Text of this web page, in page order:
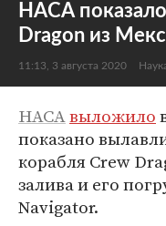
НАСА
Dragon из
11:13, 3 августа 2020
НАСАвыложило
показано
корабля Crew
залива и его
Navigator.